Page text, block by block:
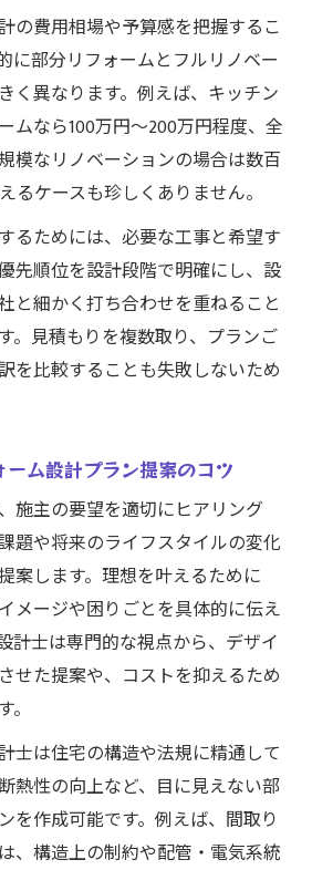
の費用相場や予算感を把握するこ
に部分リフォームとフルリノベー
く異なります。例えば、キッチン
ムなら100万円〜200万円程度、全
模なリノベーションの場合は数百
るケースも珍しくありません。
るためには、必要な工事と希望す
先順位を設計段階で明確にし、設
と細かく打ち合わせを重ねること
。見積もりを複数取り、プランご
を比較することも失敗しないため
ム設計プラン提案のコツ
施主の要望を適切にヒアリング
題や将来のライフスタイルの変化
案します。理想を叶えるために
メージや困りごとを具体的に伝え
計士は専門的な視点から、デザイ
せた提案や、コストを抑えるため
士は住宅の構造や法規に精通して
熱性の向上など、目に見えない部
を作成可能です。例えば、間取り
、構造上の制約や配管・電気系統